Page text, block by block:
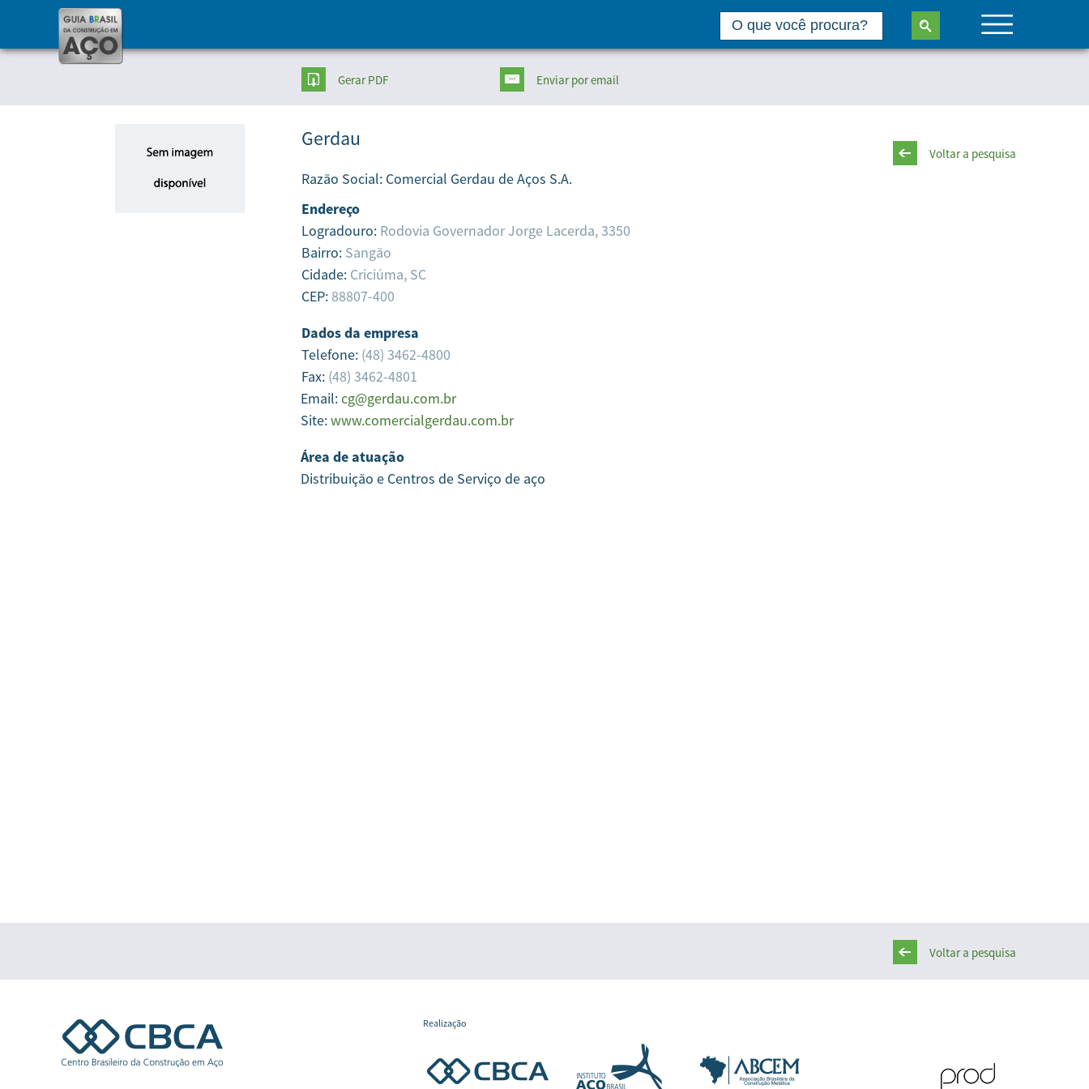
Gerar PDF Enviarpor email
Voltar a pesquisa
Gerdau
Razão Social: Comercial Gerdau de Aços S.A.
Endereço
Logradouro: Rodovia Governador Jorge Lacerda, 3350
Bairro: Sangão
Cidade: Criciúma, SC
CEP:88807-400
Dados da empresa
Telefone: (48) 3462-4800
Fax: (48) 3462-4801
Email:cg@gerdau.com.br
Site:www.comercialgerdau.com.br
Área de atuação
Distribuição e Centros de Serviço de aço
Voltar a pesquisa
Realização